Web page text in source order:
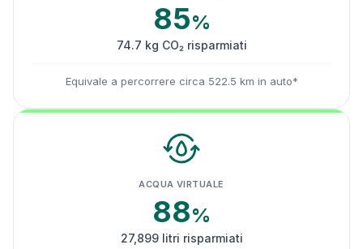
85%
74.7 kg CO₂ risparmiati
Equivale a percorrere circa 522.5 km in auto*
ACQUA VIRTUALE
88%
27,899 litri risparmiati